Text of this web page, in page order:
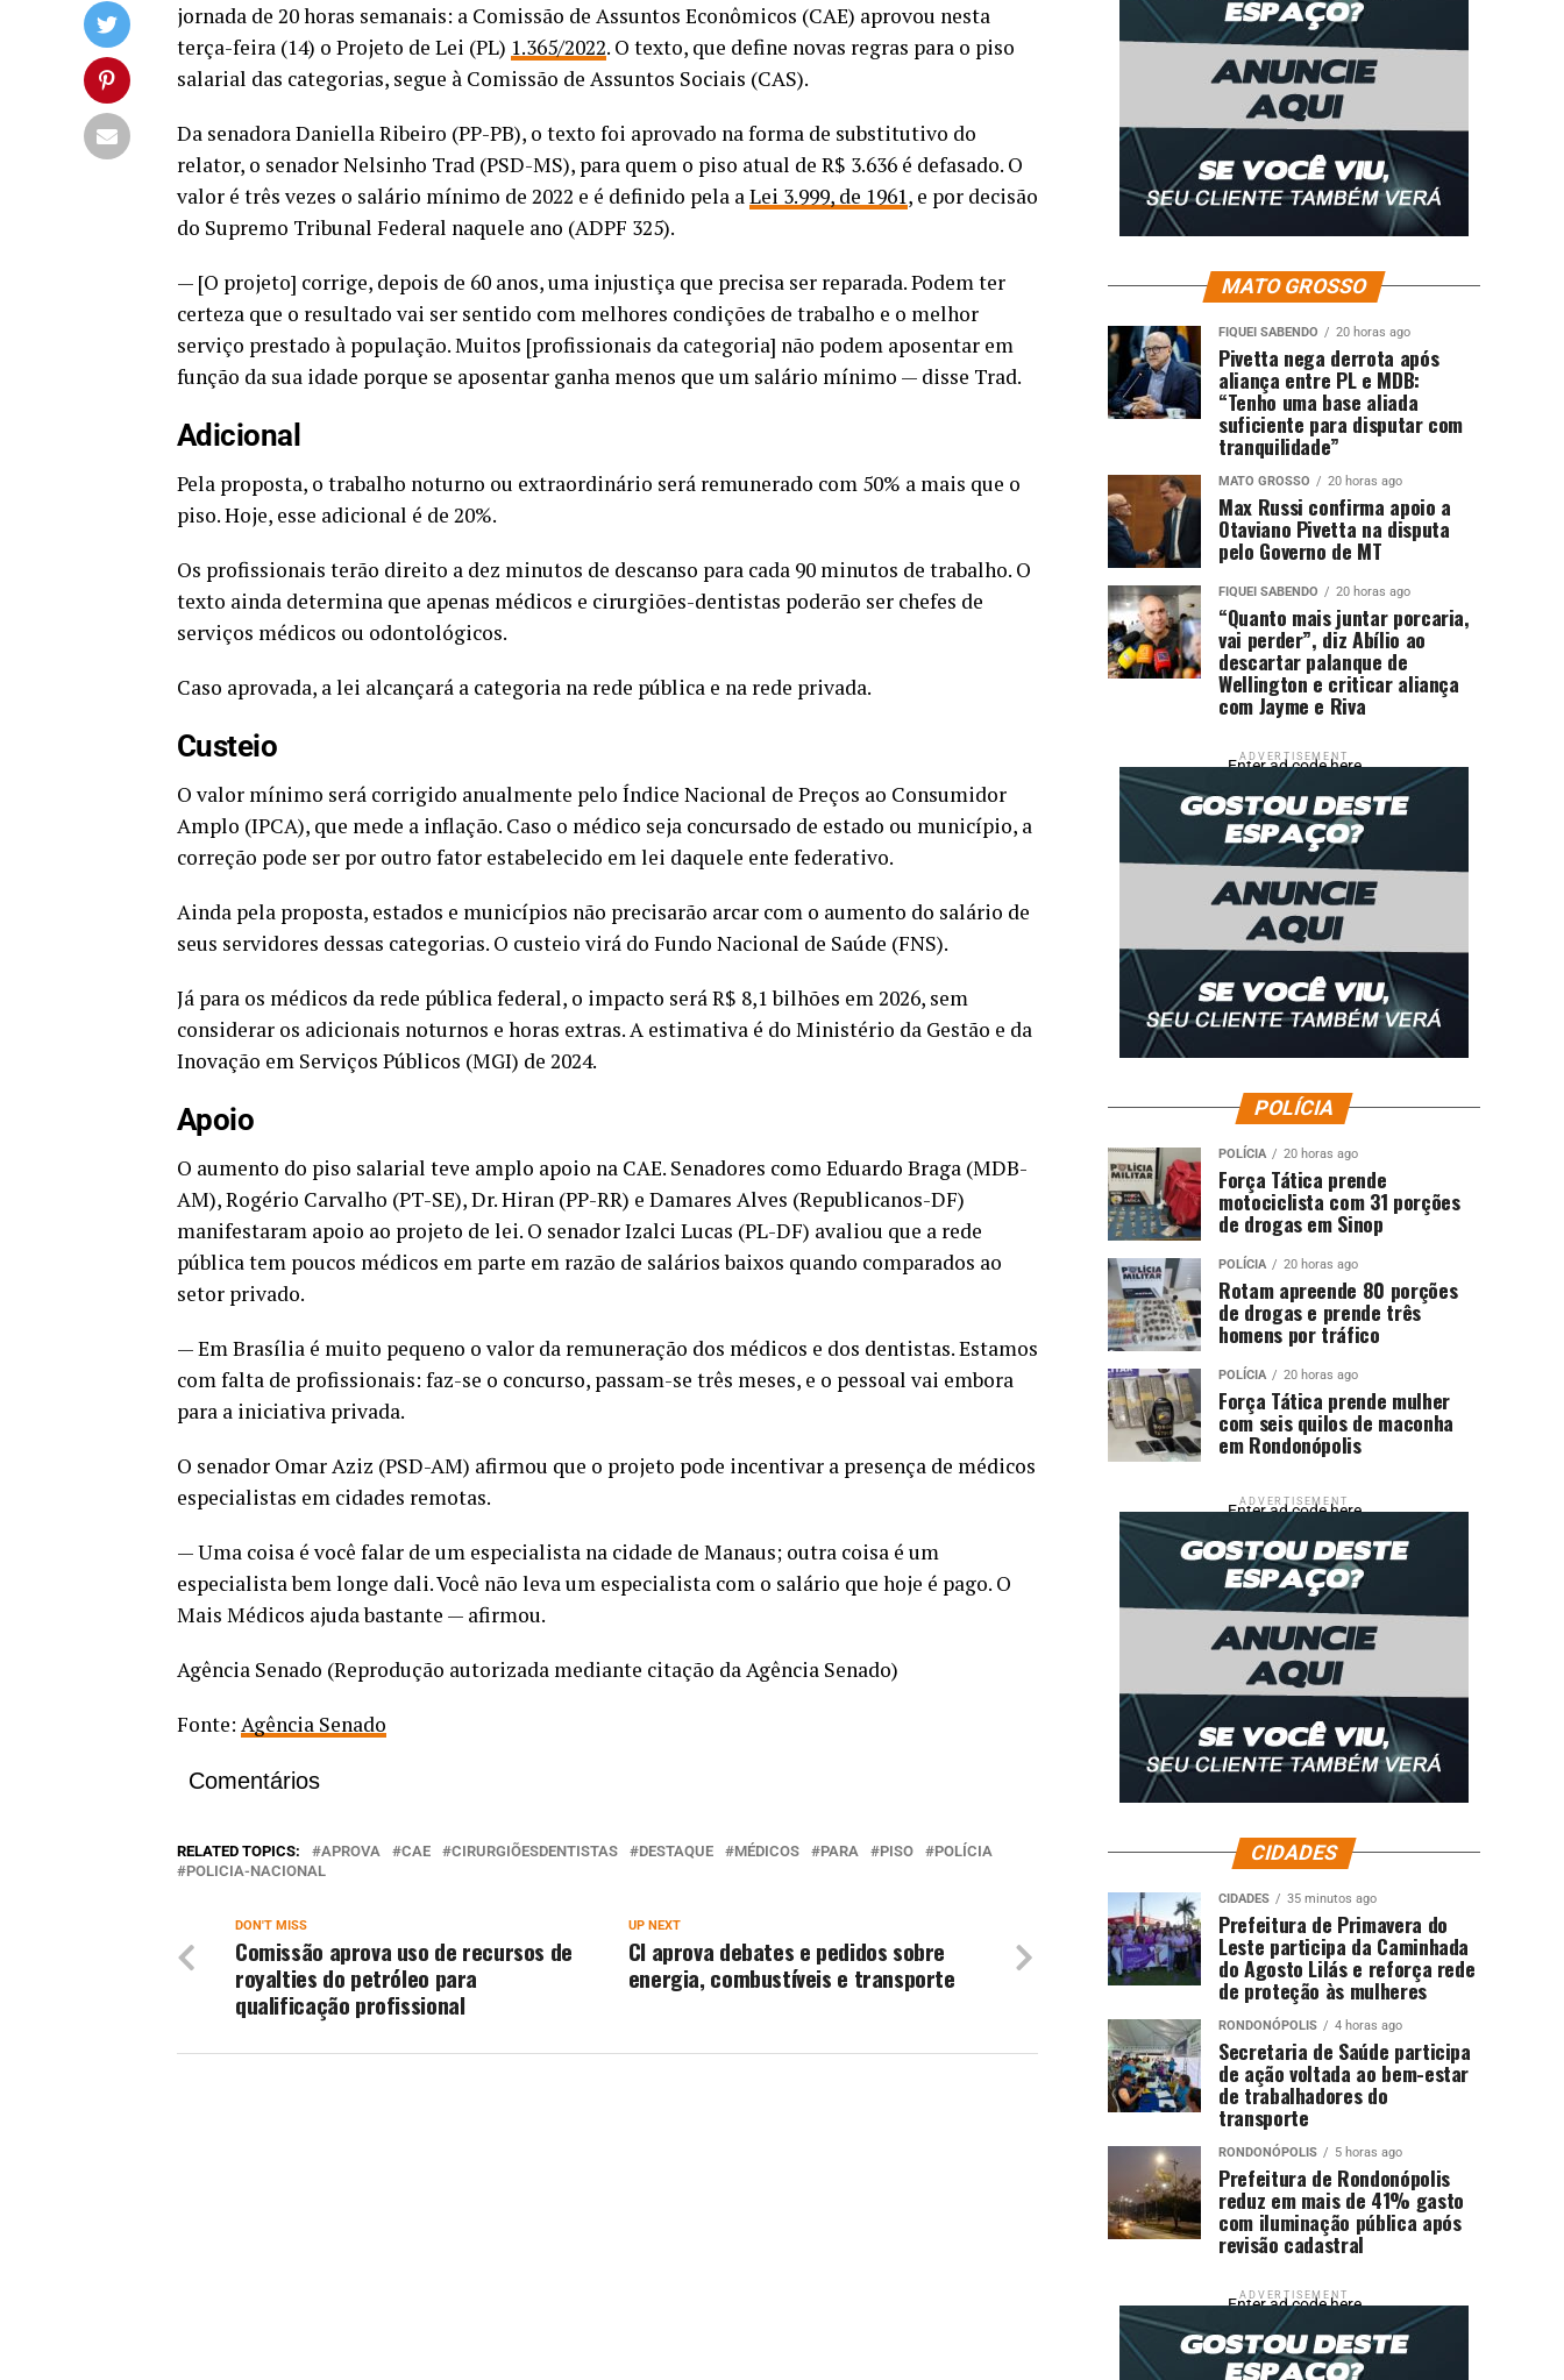
jornada de 20 horas semanais: a Comissão de Assuntos Econômicos (CAE) aprovou nesta
terça-feira (14) o Projeto de Lei (PL) 1.365/2022. O texto, que define novas regras para o piso
salarial das categorias, segue à Comissão de Assuntos Sociais (CAS).
Da senadoraDaniella Ribeiro (PP-PB), o texto foi aprovado na forma de substitutivo do
relator, o senador Nelsinho Trad (PSD-MS), para quem o piso atual de R$ 3.636 é defasado. O
valor é três vezes o salário mínimo de 2022 e é definido pela aLei 3.999, de 1961, e por decisão
do Supremo Tribunal Federal naquele ano (ADPF 325).
— [O projeto] corrige, depois de 60 anos, uma injustiça que precisa ser reparada. Podem ter
certeza que o resultado vai ser sentido com melhores condições de trabalho e o melhor
serviço prestado à população. Muitos [profissionais da categoria] não podem aposentar em
função da sua idade porque se aposentar ganha menos que um salário mínimo — disse Trad.
Adicional
Pela proposta, o trabalho noturno ou extraordinário será remunerado com 50% a mais que o
piso. Hoje, esse adicional é de 20%.
Os profissionais terão direito a dez minutos de descanso para cada 90 minutos de trabalho. O
texto ainda determina que apenas médicos e cirurgiões-dentistas poderão ser chefes de
serviços médicos ou odontológicos.
Caso aprovada, a lei alcançará a categoria na rede pública e na rede privada.
Custeio
O valor mínimo será corrigido anualmente pelo Índice Nacional de Preços ao Consumidor
Amplo (IPCA), que mede a inflação. Caso o médico seja concursado de estado ou município, a
correção pode ser por outro fator estabelecido em lei daquele ente federativo.
Ainda pela proposta, estados e municípios não precisarão arcar com o aumento do salário de
seus servidores dessas categorias. O custeio virá do Fundo Nacional de Saúde (FNS).
Já para os médicos da rede pública federal, o impacto será R$ 8,1 bilhões em 2026, sem
considerar os adicionais noturnos e horas extras. A estimativa é do Ministério da Gestão e da
Inovação em Serviços Públicos (MGI) de 2024.
Apoio
O aumento do piso salarial teve amplo apoio na CAE. Senadores como Eduardo Braga (MDB-
AM), Rogério Carvalho (PT-SE), Dr. Hiran (PP-RR) e Damares Alves (Republicanos-DF)
manifestaram apoio ao projeto de lei. O senador Izalci Lucas (PL-DF) avaliou que a rede
pública tem poucos médicos em parte em razão de salários baixos quando comparados ao
setor privado.
— Em Brasília é muito pequeno o valor da remuneração dos médicos e dos dentistas. Estamos
com falta de profissionais: faz-se o concurso, passam-se três meses, e o pessoal vai embora
para a iniciativa privada.
O senador Omar Aziz (PSD-AM) afirmou que o projeto pode incentivar a presença de médicos
especialistas em cidades remotas.
— Uma coisa é você falar de um especialista na cidade de Manaus; outra coisa é um
especialista bem longe dali. Você não leva um especialista com o salário que hoje é pago. O
Mais Médicos ajuda bastante — afirmou.
Agência Senado (Reprodução autorizada mediante citação da Agência Senado)
Fonte: Agência Senado
Comentários
RELATED TOPICS: APROVA CAE CIRURGIÕESDENTISTAS DESTAQUE MÉDICOS PARA PISO
POLÍCIA
POLICIA-NACIONAL
UP NEXT
CI aprova debates e pedidos sobre
energia, combustíveis e transporte
DON'T MISS
Comissão aprova uso de recursos de
royalties do petróleo para
qualificação profissional
MATO GROSSO
FIQUEI SABENDO 20 horas ago
Pivetta nega derrota após
aliança entre PL e MDB:
“Tenho uma base aliada
suficiente para disputar com
tranquilidade”
MATO GROSSO 20 horas ago
Max Russi confirma apoio a
Otaviano Pivetta na disputa
pelo Governo de MT
FIQUEI SABENDO 20 horas ago
“Quanto mais juntar porcaria,
vai perder”, diz Abílio ao
descartar palanque de
Wellington e criticar aliança
com Jayme e Riva
ADVERTISEMENT
Enter ad code here
POLÍCIA
POLÍCIA 20 horas ago
Força Tática prende
motociclista com 31 porções
de drogas em Sinop
POLÍCIA 20 horas ago
Rotam apreende 80 porções
de drogas e prende três
homens por tráfico
POLÍCIA 20 horas ago
Força Tática prende mulher
com seis quilos de maconha
em Rondonópolis
ADVERTISEMENT
Enter ad code here
CIDADES
CIDADES 35 minutos ago
Prefeitura de Primavera do
Leste participa da Caminhada
do Agosto Lilás e reforça rede
de proteção às mulheres
RONDONÓPOLIS 4 horas ago
Secretaria de Saúde participa
de ação voltada ao bem-estar
de trabalhadores do
transporte
RONDONÓPOLIS 5 horas ago
Prefeitura de Rondonópolis
reduz em mais de 41% gasto
com iluminação pública após
revisão cadastral
ADVERTISEMENT
Enter ad code here